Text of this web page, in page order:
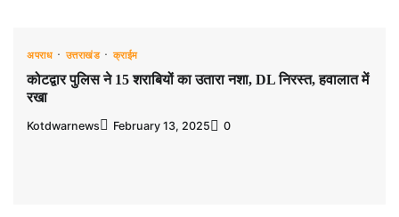
अपराध उत्तराखंड क्राईम
कोटद्वार पुलिस ने 15 शराबियों का उतारा नशा, DL निरस्त, हवालात में
रखा
Kotdwarnews February 13, 2025 0